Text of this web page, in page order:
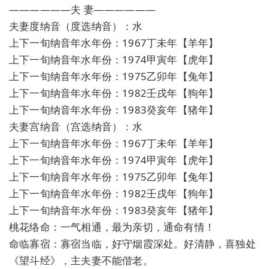
——————夫 妻——————
夫妻度纳音（度选纳音）：水
上下一旬纳音年水年份：1967丁未年【羊年】
上下一旬纳音年水年份：1974甲寅年【虎年】
上下一旬纳音年水年份：1975乙卯年【兔年】
上下一旬纳音年水年份：1982壬戌年【狗年】
上下一旬纳音年水年份：1983癸亥年【猪年】
夫妻宫纳音（宫选纳音）：水
上下一旬纳音年水年份：1967丁未年【羊年】
上下一旬纳音年水年份：1974甲寅年【虎年】
上下一旬纳音年水年份：1975乙卯年【兔年】
上下一旬纳音年水年份：1982壬戌年【狗年】
上下一旬纳音年水年份：1983癸亥年【猪年】
桃花络命：一气相通，最为亲切，通命有情！
命临寡宿：寡宿当临，好守烟霞深处。好清静，喜独处
《望斗经》，主夫妻不能偕老。